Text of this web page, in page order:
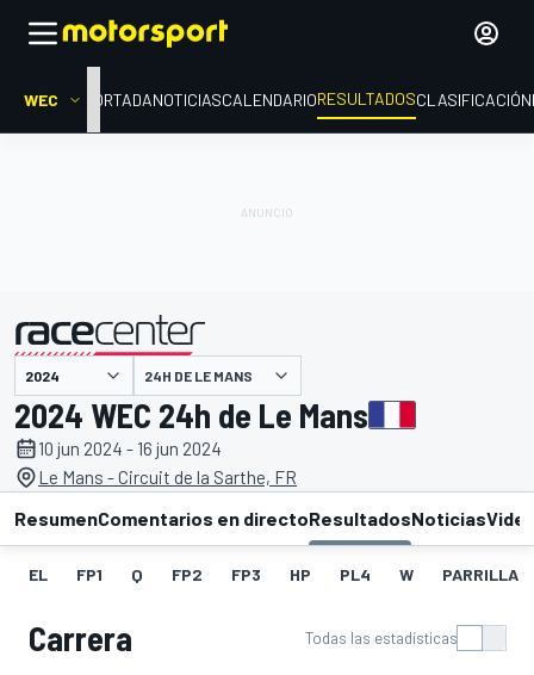
WEC PORTADANOTICIASCALENDARIORESULTADOSCLASIFICACIÓN
presentado por 24H DE LE MANS
2024 WEC 24h de Le Mans
10 jun 2024 - 16 jun 2024
Le Mans - Circuit de la Sarthe, FR
ResumenComentarios en directoResultadosNoticias
EL FP1 Q FP2 FP3 HP PL4 W PARRILLA
Carrera Todas las estadísticas